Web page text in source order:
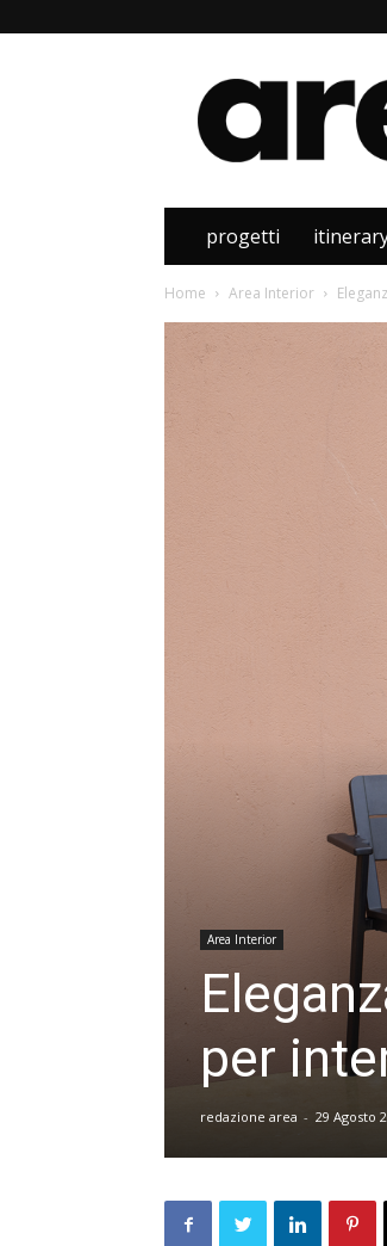
Area
progetti
Home Area Interior
Area Interior
per
redazione area - 29 Agosto